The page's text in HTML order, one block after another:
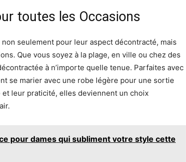
toutes les Occasions
seulement pour leur aspect décontracté, mais
Que vous soyez à la plage, en ville ou chez des
à n’importe quelle tenue. Parfaites avec
se marier avec une robe légère pour une sortie
leur praticité, elles deviennent un choix
pour dames qui subliment votre style cette